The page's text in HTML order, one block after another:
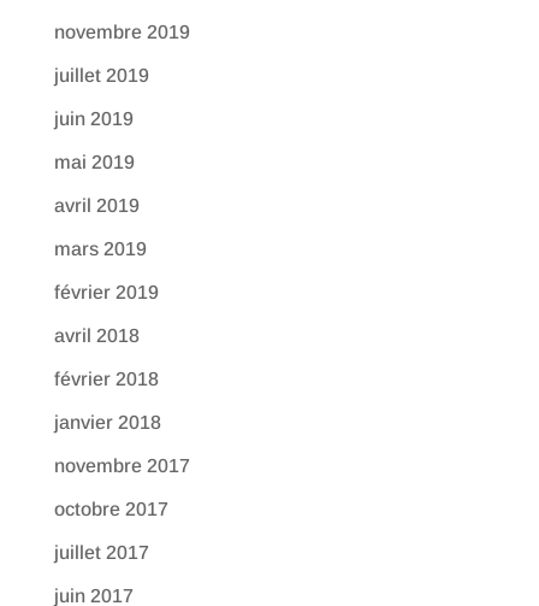
novembre 2019
juillet 2019
juin 2019
mai 2019
avril 2019
mars 2019
février 2019
avril 2018
février 2018
janvier 2018
novembre 2017
octobre 2017
juillet 2017
juin 2017